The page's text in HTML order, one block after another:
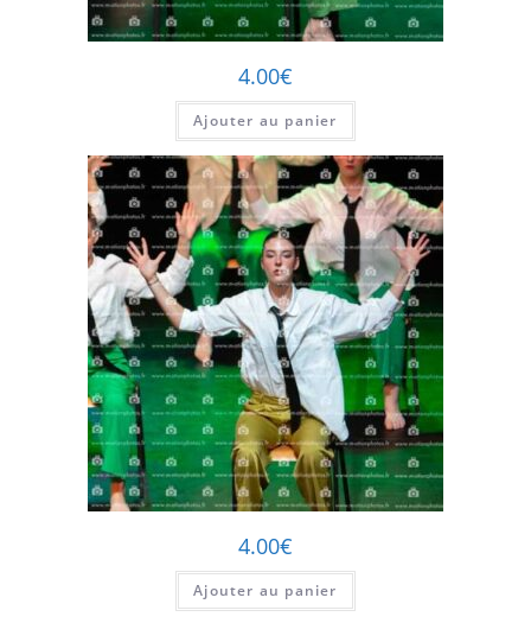
4.00€
Ajouter au panier
4.00€
Ajouter au panier